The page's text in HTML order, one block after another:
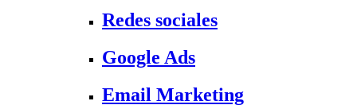
Redes sociales
Google Ads
Email Marketing